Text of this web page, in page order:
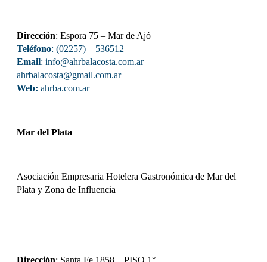
Dirección: Espora 75 – Mar de Ajó
Teléfono: (02257) – 536512
Email: info@ahrbalacosta.com.ar
ahrbalacosta@gmail.com.ar
Web: ahrba.com.ar
Mar del Plata
Asociación Empresaria Hotelera Gastronómica de Mar del
Plata y Zona de Influencia